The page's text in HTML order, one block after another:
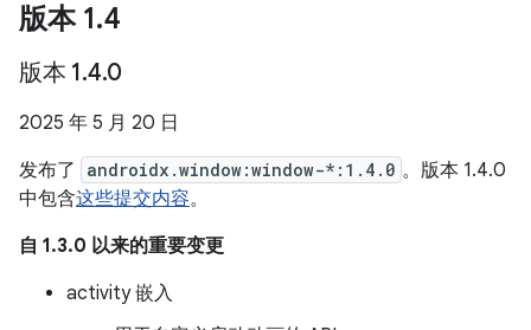
版本 1.4
版本 1.4.0
2025 年 5 月 20 日
发布了
androidx.window:window-*:1.4.0 。版本 1.4.0
中包含这些提交内容。
自 1.3.0 以来的重要变更
activity 嵌入